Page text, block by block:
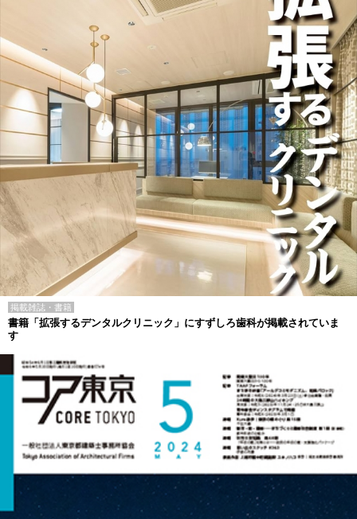
掲載雑誌・書籍
書籍「拡張するデンタルクリニック」にすずしろ歯科が掲載されていま
す